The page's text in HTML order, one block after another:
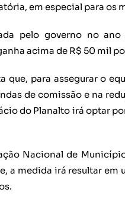
em especial para os
pelo governo no
acima de R$ 50 mil
que, para assegurar o
de comissão e na
do Planalto irá optar
Nacional de
a medida irá resultar em